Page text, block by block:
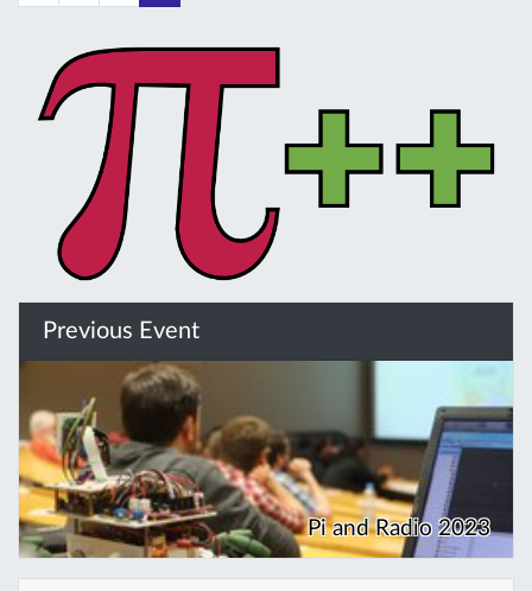
Previous Event
Pi and Radio 2023